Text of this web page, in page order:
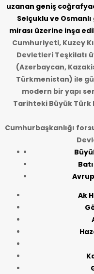
uzanan geniş
Selçuklu ve
mirası üzerine inşa
Cumhuriyeti, Kuzey
Devletleri Teşkilatı
(Azerbaycan,
Türkmenistan) ile
modern bir yapı
Tarihteki Büyük Türk
Cumhurbaşkanlığı
Ak